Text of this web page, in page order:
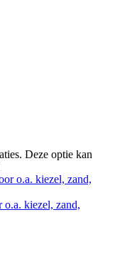
Deze optie kan
kiezel, zand,